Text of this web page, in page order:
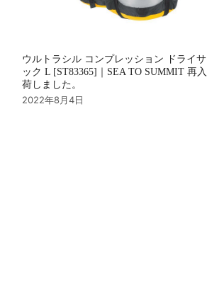
ウルトラシル コンプレッション ドライサ
ック L [ST83365]｜SEA TO SUMMIT 再入
荷しました。
2022年8月4日